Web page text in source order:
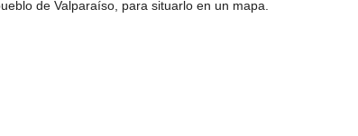
de Valparaíso, para situarlo en un mapa.